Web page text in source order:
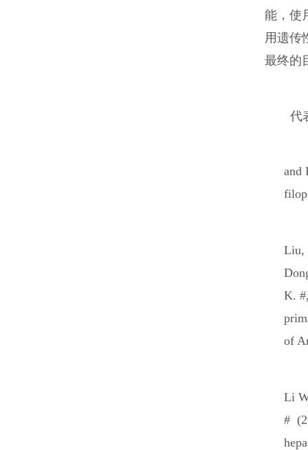
能，使
用遗传
最终的
代
and
Liu,
K.
of
Li
#